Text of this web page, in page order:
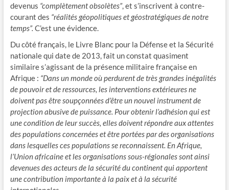
devenus “complètement obsolètes”, et s’inscrivent à contre-
courant des “réalités géopolitiques et géostratégiques de notre
temps”. C’est une évidence.
Du côté français, le Livre Blanc pour la Défense et la Sécurité
nationale qui date de 2013, fait un constat quasiment
similaire s’agissant de la présence militaire française en
Afrique : “Dans un monde où perdurent de très grandes inégalités
de pouvoir et de ressources, les interventions extérieures ne
doivent pas être soupçonnées d’être un nouvel instrument de
projection abusive de puissance. Pour obtenir l’adhésion qui est
une condition de leur succès, elles doivent répondre aux attentes
des populations concernées et être portées par des organisations
dans lesquelles ces populations se reconnaissent. En Afrique,
l’Union africaine et les organisations sous-régionales sont ainsi
devenues des acteurs de la sécurité du continent qui apportent
une contribution importante à la paix et à la sécurité